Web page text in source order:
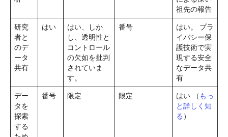
祖先の報告
研究
者と
のデ
ータ
共有
はい
はい、しか
し、透明性と
コントロール
の欠如を批判
されていま
す。
番号
はい。 プラ
イバシー保
護技術で実
現する安全
なデータ共
有
デー
タを
探索
する
番号 限定 限定 はい （ もっ
と詳しく知
る ）